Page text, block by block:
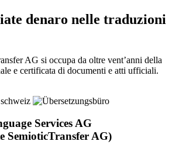
denaro nelle traduzioni
AG si occupa da oltre vent’anni della
e certificata di documenti e atti ufficiali.
Services AG
SemioticTransfer AG)